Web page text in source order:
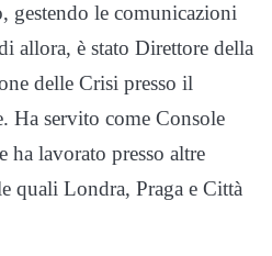
gestendo le comunicazioni
allora, è stato Direttore della
delle Crisi presso il
Ha servito come Console
ha lavorato presso altre
quali Londra, Praga e Città